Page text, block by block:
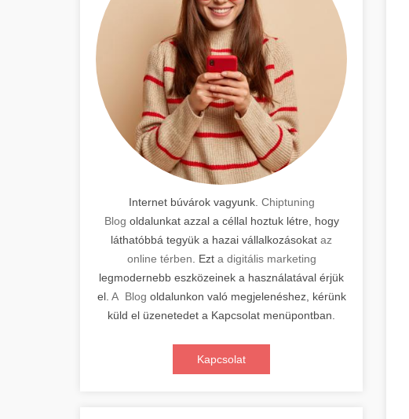
Internet búvárok vagyunk. Chiptuning
Blog oldalunkat azzal a céllal hoztuk létre, hogy
láthatóbbá tegyük a hazai vállalkozásokat az
online térben . Ezt a digitális marketing
legmodernebb eszközeinek a használatával érjük
el. A Blog oldalunkon való megjelenéshez, kérünk
küld el üzenetedet a Kapcsolat menüpontban.
Kapcsolat